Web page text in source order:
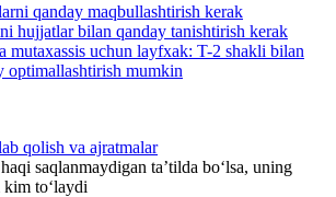
qanday maqbullashtirish kerak
hujjatlar bilan qanday tanishtirish kerak
mutaхassis uchun layfхak: T-2 shakli bilan
optimallashtirish mumkin
qolish va ajratmalar
saqlanmaydigan ta’tilda boʻlsa, uning
toʻlaydi